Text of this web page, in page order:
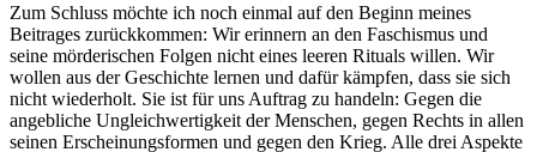
Zum Schluss möchte ich noch einmal auf den Beginn meines
Beitrages zurückkommen: Wir erinnern an den Faschismus und
seine mörderischen Folgen nicht eines leeren Rituals willen. Wir
wollen aus der Geschichte lernen und dafür kämpfen, dass sie sich
nicht wiederholt. Sie ist für uns Auftrag zu handeln: Gegen die
angebliche Ungleichwertigkeit der Menschen, gegen Rechts in allen
seinen Erscheinungsformen und gegen den Krieg. Alle drei Aspekte